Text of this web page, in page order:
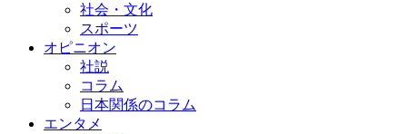
社会・文化
スポーツ
オピニオン
社説
コラム
日本関係のコラム
エンタメ